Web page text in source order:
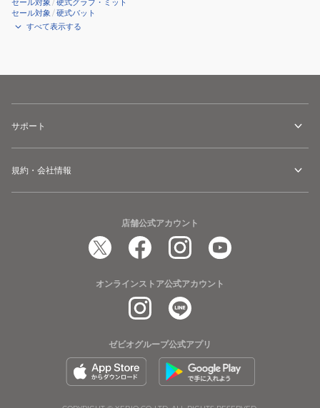
セール対象 /硬式グラブ・ミット
セール対象 /硬式バット
すべて表示する
サポート
規約・会社情報
店舗公式アカウント
オンラインストア公式アカウント
ゼビオグループ公式アプリ